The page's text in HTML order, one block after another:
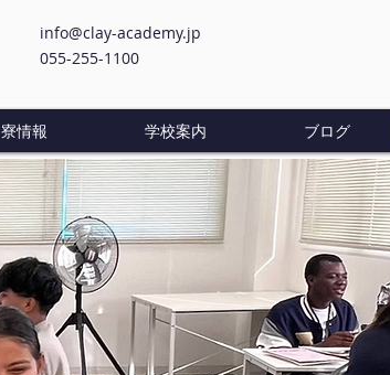
info@clay-academy.jp
055-255-1100
寮情報 学校案内 ブログ